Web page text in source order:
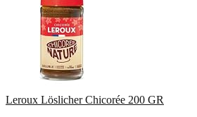
Leroux Löslicher Chicorée 200 GR